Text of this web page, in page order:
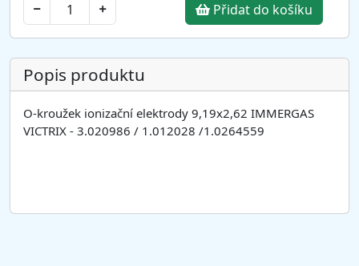
Přidat do košíku
Popis produktu
O-kroužek ionizační elektrody 9,19x2,62 IMMERGAS
VICTRIX - 3.020986 / 1.012028 /1.0264559